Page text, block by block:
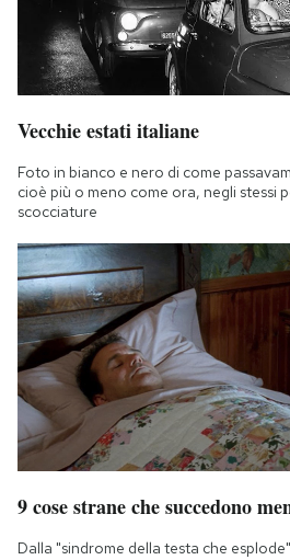
Vecchie estati italiane
Foto in bianco e nero di come
cioè più o meno come ora, negli stessi
scocciature
9 cose strane che succedono
Dalla "sindrome della testa che